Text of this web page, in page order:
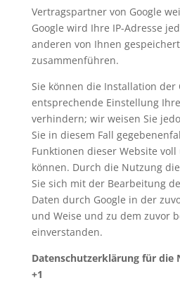
Vertragspartner von Google
Google wird Ihre IP-Adresse
anderen von Ihnen
zusammenführen.
Sie können die Installation der
entsprechende Einstellung
verhindern; wir weisen Sie
Sie in diesem Fall
Funktionen dieser Website
können. Durch die Nutzung
Sie sich mit der Bearbeitung
Daten durch Google in der
und Weise und zu dem zuvor
einverstanden.
Datenschutzerklärung für die
+1